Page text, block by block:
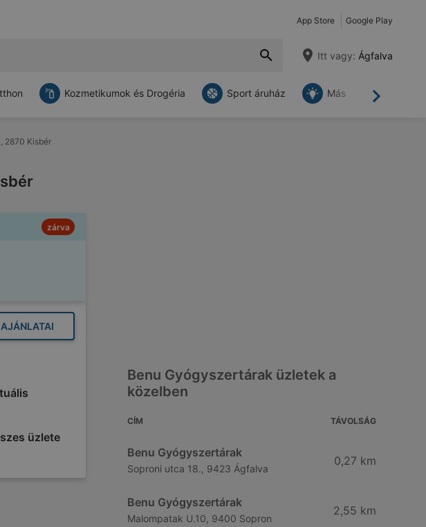
App Store Google Play
Itt vagy: Ágfalva
Tovább
Kozmetikumok és Drogéria Sport áruház Más
2870 Kisbér
zárva
üzlete
Benu Gyógyszertárak üzletek a
közelben
CÍM TÁVOLSÁG
Benu Gyógyszertárak
Soproni utca 18., 9423 Ágfalva
0,27 km
Benu Gyógyszertárak
Malompatak U.10, 9400 Sopron
2,55 km